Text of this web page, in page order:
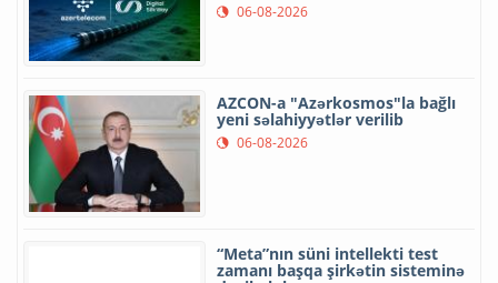
06-08-2026
AZCON-a "Azərkosmos"la bağlı
yeni səlahiyyətlər verilib
06-08-2026
“Meta”nın süni intellekti test
zamanı başqa şirkətin sisteminə